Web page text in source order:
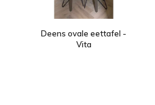
Deens ovale eettafel -
Vita